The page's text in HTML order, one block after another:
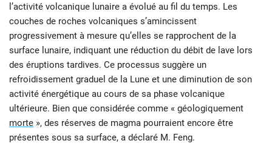
l’activité volcanique lunaire a évolué au fil du temps. Les
couches de roches volcaniques s’amincissent
progressivement à mesure qu’elles se rapprochent de la
surface lunaire, indiquant une réduction du débit de lave lors
des éruptions tardives. Ce processus suggère un
refroidissement graduel de la Lune et une diminution de son
activité énergétique au cours de sa phase volcanique
ultérieure. Bien que considérée comme « géologiquement
morte », des réserves de magma pourraient encore être
présentes sous sa surface, a déclaré M. Feng.